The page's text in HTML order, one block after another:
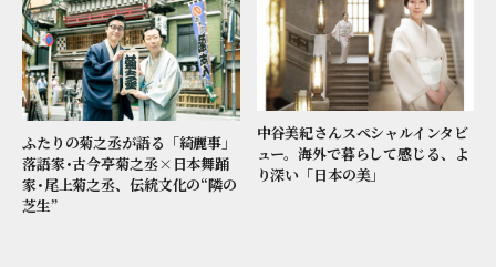
ふたりの菊之丞が語る「綺麗事」
落語家･古今亭菊之丞×日本舞踊
家･尾上菊之丞、伝統文化の“隣の
芝生”
中谷美紀さんスペシャルインタビ
ュー。海外で暮らして感じる、よ
り深い「日本の美」